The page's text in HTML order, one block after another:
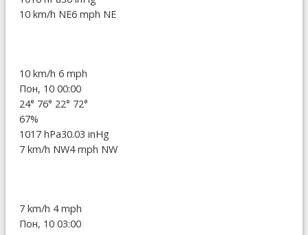
10 km/h NE6 mph NE
10 km/h 6 mph
Пон, 10 00:00
24° 76° 22° 72°
67%
1017 hPa30.03 inHg
7 km/h NW4 mph NW
7 km/h 4 mph
Пон, 10 03:00